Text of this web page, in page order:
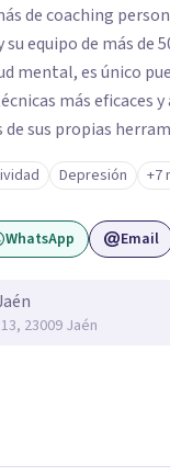
coaching personal. El
equipo de más de
mental, es único
más eficaces y
de sus propias
hacen un equipo de
Rodolfo de Porras
no solo el
sino tratar la raíz del
Depresión +7
WhatsApp Email
23009 Jaén